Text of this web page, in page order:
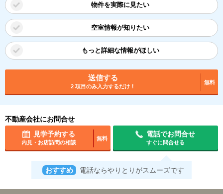
物件を実際に見たい
空室情報が知りたい
もっと詳細な情報がほしい
送信する
2 項目のみ入力するだけ！
無料
不動産会社にお問合せ
見学予約する
内見・お店訪問の相談
無料
電話でお問合せ
すぐに問合せる
おすすめ 電話ならやりとりがスムーズです